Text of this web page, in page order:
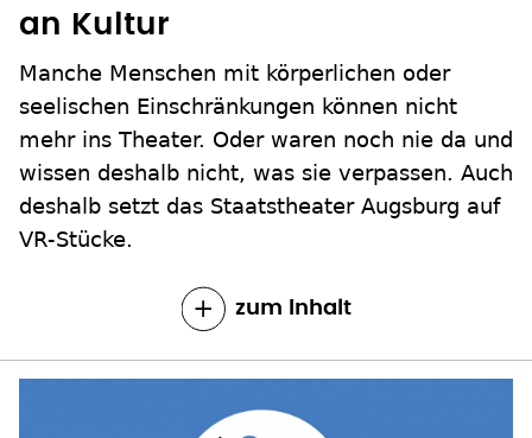
an Kultur
Manche Menschen mit körperlichen oder
seelischen Einschränkungen können nicht
mehr ins Theater. Oder waren noch nie da und
wissen deshalb nicht, was sie verpassen. Auch
deshalb setzt das Staatstheater Augsburg auf
VR-Stücke.
zum Inhalt